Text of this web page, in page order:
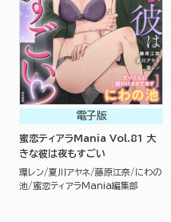
電子版
蜜恋ティアラMania Vol.81 大
きな彼は夜もすごい
環レン 夏川アヤネ 藤原江奈
にわの
池
蜜恋ティアラMania編集部